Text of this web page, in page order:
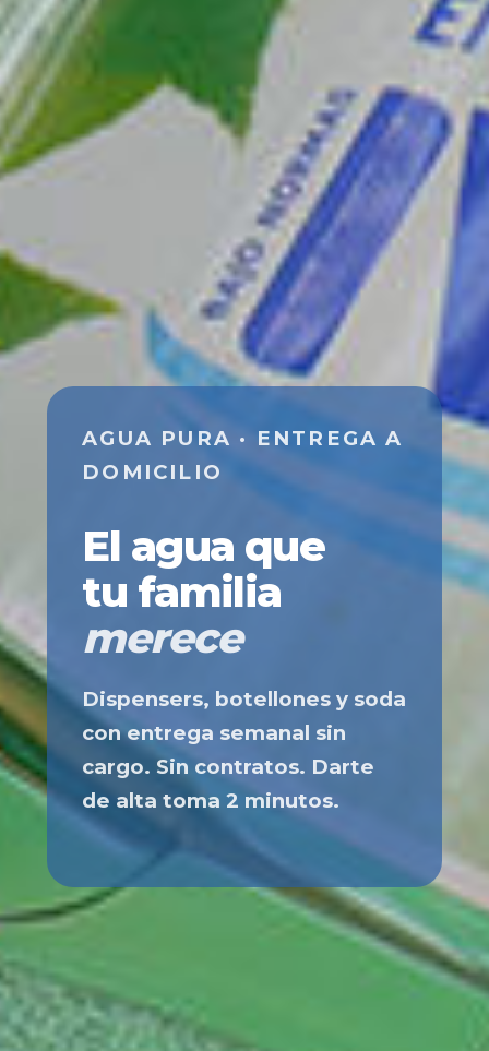
AGUA PURA · ENTREGA A
DOMICILIO
El agua que
tu familia
merece
Dispensers, botellones y soda
con entrega semanal sin
cargo. Sin contratos. Darte
de alta toma 2 minutos.